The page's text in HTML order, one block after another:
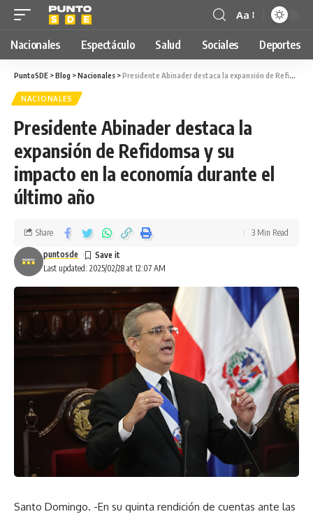
Aa
Nacionales Espectáculo Salud Sociales Deportes
PuntoSDE >Blog >Nacionales >Presidente Abinader destaca la expansión de Refidomsa y su impacto en la economía durante el último año
NACIONALES
Presidente Abinader destaca la
expansión de Refidomsa y su
impacto en la economía durante el
último año
Last updated: 2025/02/28 at 12:07 AM
puntosde
Share 3 Min Read
Santo Domingo. -En su quinta rendición de cuentas ante las